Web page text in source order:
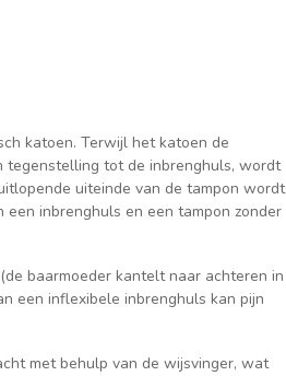
katoen. Terwijl het katoen de
tegenstelling tot de inbrenghuls, wordt
uiteinde van de tampon wordt
inbrenghuls en een tampon zonder
baarmoeder kantelt naar achteren in
een inflexibele inbrenghuls kan pijn
met behulp van de wijsvinger, wat